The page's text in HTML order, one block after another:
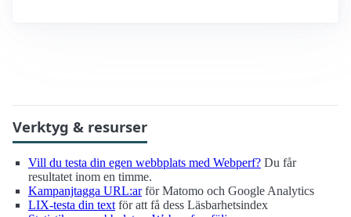
Verktyg & resurser
Vill du testa din egen webbplats med Webperf? Du får
resultatet inom en timme.
Kampanjtagga URL:arför Matomo och Google Analytics
LIX-testa din text för att få dess Läsbarhetsindex